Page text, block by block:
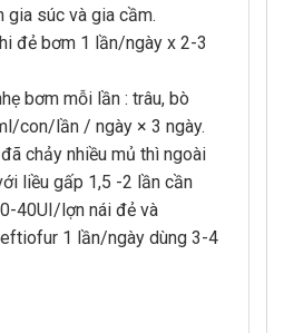
gia súc và gia cầm.
đẻ bơm 1 lần/ngày x 2-3
bơm mỗi lần : trâu, bò
con/lần / ngày × 3 ngày.
chảy nhiều mủ thì ngoài
liều gấp 1,5 -2 lần cần
40UI/lợn nái đẻ và
1 lần/ngày dùng 3-4